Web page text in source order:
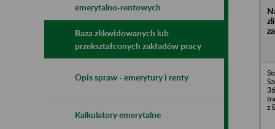
emerytalno-rentowych
Baza zlikwidowanych lub
przekształconych zakładów pracy
Opis spraw - emerytury i renty
Kalkulatory emerytalne
z